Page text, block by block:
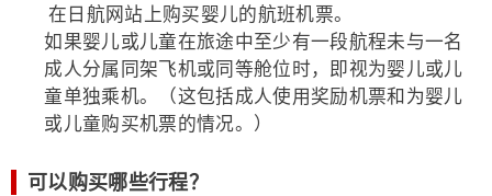
在日航网站上购买婴儿的航班机票。
如果婴儿或儿童在旅途中至少有一段航程未与一名
成人分属同架飞机或同等舱位时，即视为婴儿或儿
童单独乘机。（这包括成人使用奖励机票和为婴儿
或儿童购买机票的情况。）
可以购买哪些行程？